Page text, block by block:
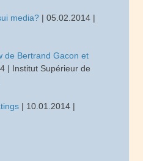
media? | 05.02.2014 |
de Bertrand Gacon et
| Institut Supérieur de
| 10.01.2014 |